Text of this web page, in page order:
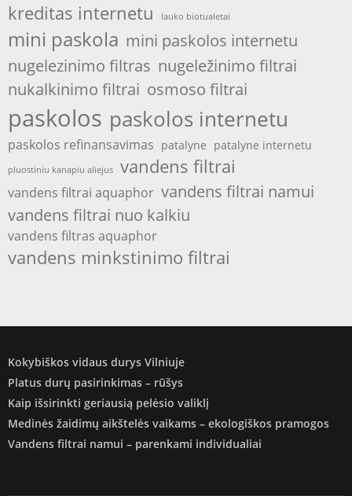
kreditas internetu lauko biotualetai
mini paskola mini paskolos internetu
nugelezinimo filtras nugeležinimo filtrai
nukalkinimo filtrai osmoso filtrai
paskolos paskolos internetu
paskolos refinansavimas patalyne patalyne internetu
pluostiniu kanapiu aliejus vandens filtrai
vandens filtrai aquaphor vandens filtrai namui
vandens filtrai nuo kalkiu
vandens filtras aquaphor
vandens minkstinimo filtrai
Kokybiškos vidaus durys Vilniuje
Platus durų pasirinkimas – rūšys
Kaip išsirinkti geriausią pelėsio valiklį
Medinės žaidimų aikštelės vaikams – ekologiškos pramogos
Vandens filtrai namui – parenkami individualiai